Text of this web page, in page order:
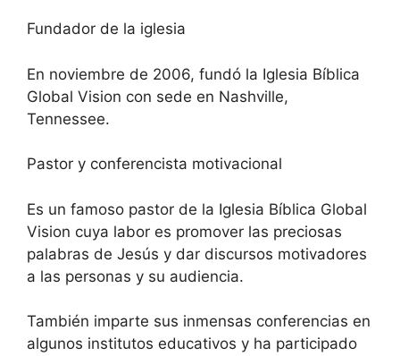
Fundador de la iglesia
En noviembre de 2006, fundó la Iglesia Bíblica
Global Vision con sede en Nashville,
Tennessee.
Pastor y conferencista motivacional
Es un famoso pastor de la Iglesia Bíblica Global
Vision cuya labor es promover las preciosas
palabras de Jesús y dar discursos motivadores
a las personas y su audiencia.
También imparte sus inmensas conferencias en
algunos institutos educativos y ha participado